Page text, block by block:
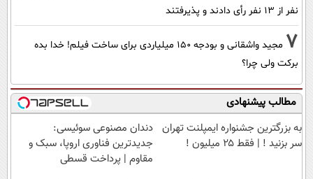
نفر از 13 نفر رأی دادند و پذیرفتند
7
مجید واشقانی و بودجه 150 میلیاردی برای ساخت فیلم! خدا بده
برکت ولی چرا؟
مطالب پیشنهادی
به بزرگترین جشنواره ایمپلنت تهران
سر بزنید ! | فقط ۲۵ میلیون !
دندان مصنوعی سوئیسی:
جدیدترین فناوری اروپا، سبک و
مقاوم | پرداخت قسطی